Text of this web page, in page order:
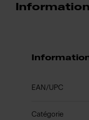
EAN/UPC
Catégorie